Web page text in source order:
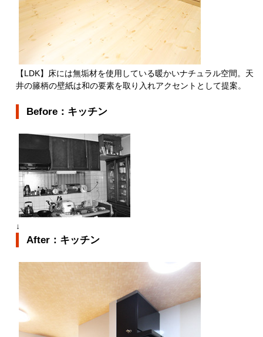
【LDK】床には無垢材を使用している暖かいナチュラル空間。天
井の籐柄の壁紙は和の要素を取り入れアクセントとして提案。
Before：キッチン
↓
After：キッチン